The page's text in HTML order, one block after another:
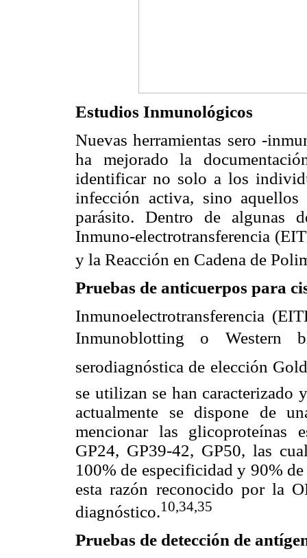
Estudios Inmunológicos
Nuevas herramientas sero -
ha mejorado la
identificar no solo a los
infección activa, sino
parásito. Dentro de algunas
Inmuno-electrotransferencia
y la Reacción en Cadena de
Pruebas de anticuerpos para
Inmunoelectrotransferencia
Inmunoblotting o Western
serodiagnóstica de elección
se utilizan se han caracterizado
actualmente se dispone de
mencionar las glicoproteínas
GP24, GP39-42, GP50, las
100% de especificidad y 90%
esta razón reconocido por la
diagnóstico.10,34,35
Pruebas de detección de